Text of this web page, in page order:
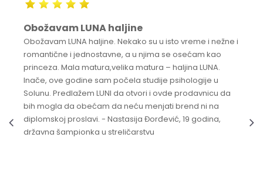
Obožavam LUNA haljine
Obožavam LUNA haljine. Nekako su u isto vreme i nežne i
romantične i jednostavne, a u njima se osećam kao
princeza. Mala matura,velika matura – haljina LUNA.
Inače, ove godine sam počela studije psihologije u
Solunu. Predlažem LUNI da otvori i ovde prodavnicu da
bih mogla da obećam da neću menjati brend ni na
diplomskoj proslavi. - Nastasija Đorđević, 19 godina,
državna šampionka u streličarstvu